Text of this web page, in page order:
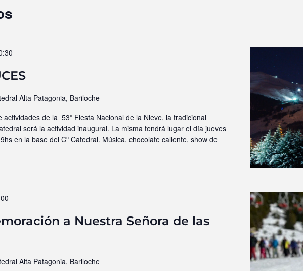
Alta Patagonia, Bariloche
actividades de la 53º Fiesta Nacional de la Nieve, la tradicional
será la actividad inaugural. La misma tendrá lugar el día jueves
en la base del Cº Catedral. Música, chocolate caliente, show de
a Nuestra Señora de las
Alta Patagonia, Bariloche